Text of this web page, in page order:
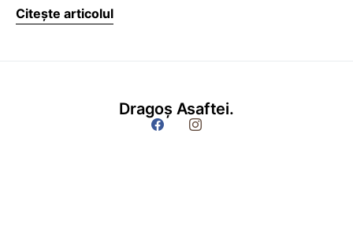
Citește articolul
Dragoș Asaftei.